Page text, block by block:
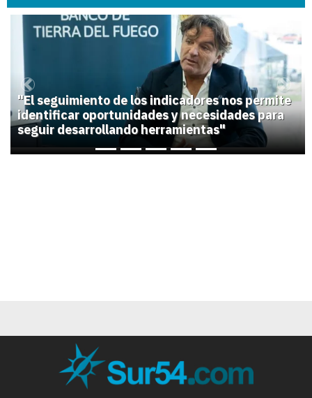
1
"El seguimiento de los indicadores nos permite
identificar oportunidades y necesidades para
seguir desarrollando herramientas"
Previous Next